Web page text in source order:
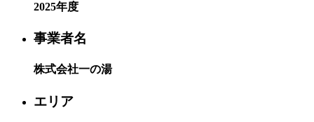
2025年度
事業者名
株式会社一の湯
エリア